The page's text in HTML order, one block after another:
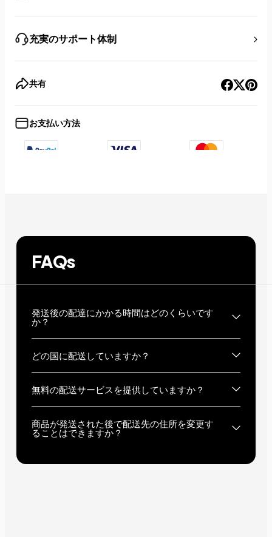
充実のサポート体制
共有
お支払い方法
FAQs
発送後の配達にかかる時間はどのくらいです
か？
どの国に配送していますか？
無料の配送サービスを提供していますか？
商品が発送された後で配送先の住所を変更す
ることはできますか？